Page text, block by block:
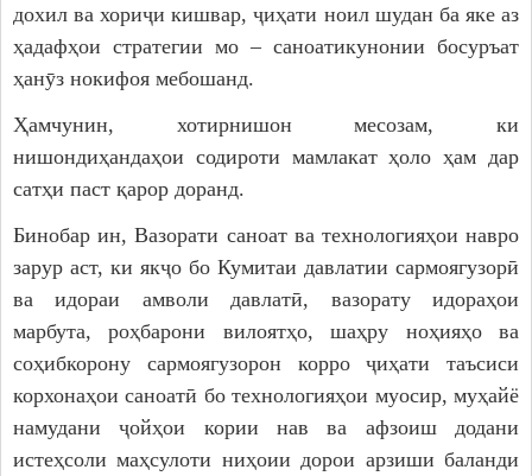
дохил ва хориҷи кишвар, ҷиҳати ноил шудан ба яке аз
ҳадафҳои стратегии мо – саноатикунонии босуръат
ҳанӯз нокифоя мебошанд.
Ҳамчунин, хотирнишон месозам, ки
нишондиҳандаҳои содироти мамлакат ҳоло ҳам дар
сатҳи паст қарор доранд.
Бинобар ин, Вазорати саноат ва технологияҳои навро
зарур аст, ки якҷо бо Кумитаи давлатии сармоягузорӣ
ва идораи амволи давлатӣ, вазорату идораҳои
марбута, роҳбарони вилоятҳо, шаҳру ноҳияҳо ва
соҳибкорону сармоягузорон корро ҷиҳати таъсиси
корхонаҳои саноатӣ бо технологияҳои муосир, муҳайё
намудани ҷойҳои кории нав ва афзоиш додани
истеҳсоли маҳсулоти ниҳоии дорои арзиши баланди